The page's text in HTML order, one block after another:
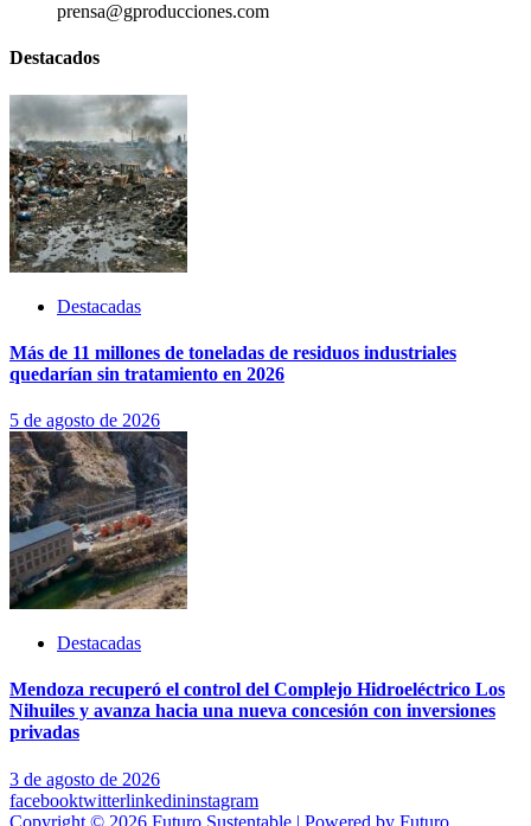
prensa@gproducciones.com
Destacados
Destacadas
Más de 11 millones de toneladas de residuos industriales
quedarían sin tratamiento en 2026
5 de agosto de 2026
Destacadas
Mendoza recuperó el control del Complejo Hidroeléctrico Los
Nihuiles y avanza hacia una nueva concesión con inversiones
privadas
3 de agosto de 2026
facebooktwitterlinkedininstagram
Copyright © 2026 Futuro Sustentable | Powered by Futuro